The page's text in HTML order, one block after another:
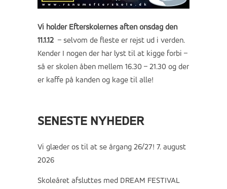
Vi holder Efterskolernes aften onsdag den
11.1.12 – selvom de fleste er rejst ud i verden.
Kender I nogen der har lyst til at kigge forbi –
så er skolen åben mellem 16.30 – 21.30 og der
er kaffe på kanden og kage til alle!
SENESTE NYHEDER
Vi glæder os til at se årgang 26/27! 7. august
2026
Skoleåret afsluttes med DREAM FESTIVAL